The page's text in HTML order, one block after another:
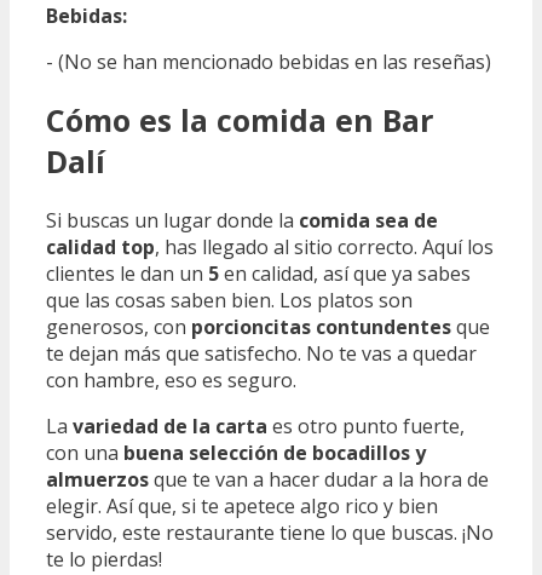
Bebidas:
- (No se han mencionado bebidas en las reseñas)
Cómo es la comida en Bar
Dalí
Si buscas un lugar donde la comida sea de
calidad top, has llegado al sitio correcto. Aquí los
clientes le dan un 5en calidad, así que ya sabes
que las cosas saben bien. Los platos son
generosos, con porcioncitas contundentesque
te dejan más que satisfecho. No te vas a quedar
con hambre, eso es seguro.
La variedad de la carta es otro punto fuerte,
con una buena selección de bocadillos y
almuerzosque te van a hacer dudar a la hora de
elegir. Así que, si te apetece algo rico y bien
servido, este restaurante tiene lo que buscas. ¡No
te lo pierdas!